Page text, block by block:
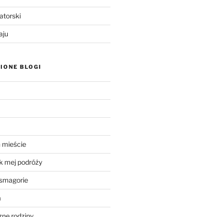
BLOGI
mieście
mej podróży